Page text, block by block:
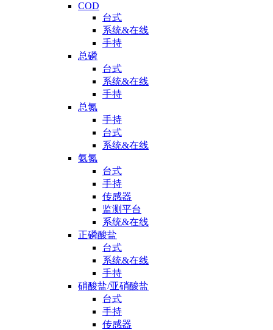
COD
台式
系统&在线
手持
总磷
台式
系统&在线
手持
总氮
手持
台式
系统&在线
氨氮
台式
手持
传感器
监测平台
系统&在线
正磷酸盐
台式
系统&在线
手持
硝酸盐/亚硝酸盐
台式
手持
传感器